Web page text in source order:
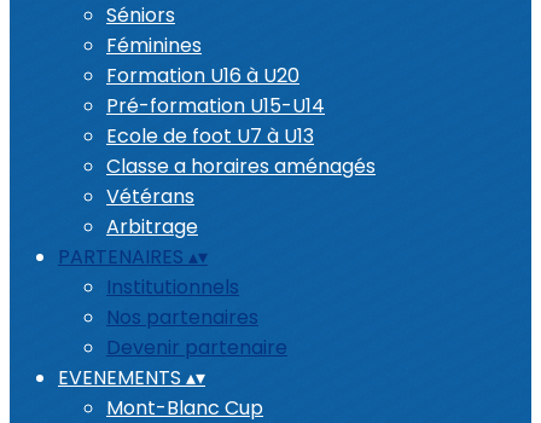
Séniors
Féminines
Formation U16 à U20
Pré-formation U15-U14
Ecole de foot U7 à U13
Classe a horaires aménagés
Vétérans
Arbitrage
PARTENAIRES ▴▾
Institutionnels
Nos partenaires
Devenir partenaire
EVENEMENTS ▴▾
Mont-Blanc Cup